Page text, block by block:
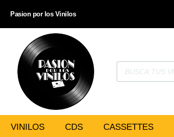
Pasion por los Vinilos
VINILOS CDS CASSETTES